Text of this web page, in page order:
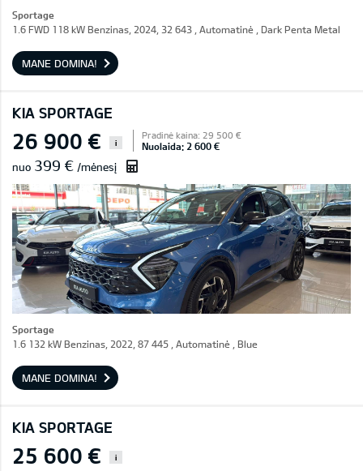
Sportage
1.6 FWD 118 kW Benzinas, 2024, 32 643 , Automatinė , Dark Penta Metal
MANE DOMINA!
KIA SPORTAGE
26 900 € i
Pradinė kaina: 29 500 €
Nuolaida: 2 600 €
nuo 399 € /mėnesį
Sportage
1.6 132 kW Benzinas, 2022, 87 445 , Automatinė , Blue
MANE DOMINA!
KIA SPORTAGE
25 600 € i